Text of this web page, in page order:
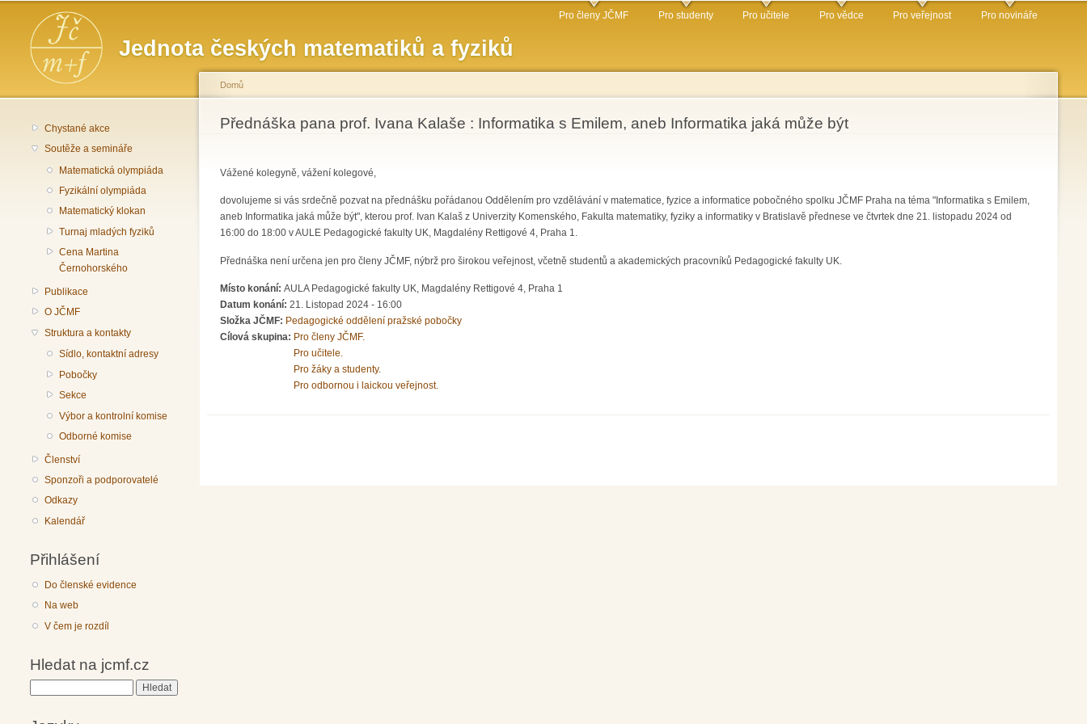
obsahu
Jednota českých matematiků a fyziků
Hlavní menu Pro členy JČMF Pro studenty Pro učitele Pro vědce Pro veřejnost Pro novináře
Chystané akce
Soutěže a semináře
Matematická olympiáda
Fyzikální olympiáda
Matematický klokan
Turnaj mladých fyziků
Cena Martina
Černohorského
Publikace
O JČMF
Struktura a kontakty
Sídlo, kontaktní adresy
Pobočky
Sekce
Výbor a kontrolní komise
Odborné komise
Členství
Sponzoři a podporovatelé
Odkazy
Kalendář
Přihlášení
Do členské evidence
Na web
V čem je rozdíl
Hledat na jcmf.cz
Jste zde
Domů
Přednáška pana prof. Ivana Kalaše : Informatika s Emilem, aneb Informatika jaká může být
Vážené kolegyně, vážení kolegové,
dovolujeme si vás srdečně pozvat na přednášku pořádanou Oddělením pro vzdělávání v matematice, fyzice a informatice pobočného spolku JČMF Praha na téma "Informatika s Emilem,
aneb Informatika jaká může být", kterou prof. Ivan Kalaš z Univerzity Komenského, Fakulta matematiky, fyziky a informatiky v Bratislavě přednese ve čtvrtek dne 21. listopadu 2024 od
16:00 do 18:00 v AULE Pedagogické fakulty UK, Magdalény Rettigové 4, Praha 1.
Přednáška není určena jen pro členy JČMF, nýbrž pro širokou veřejnost, včetně studentů a akademických pracovníků Pedagogické fakulty UK.
Místo konání: AULA Pedagogické fakulty UK, Magdalény Rettigové 4, Praha 1
Datum konání: 21. Listopad 2024 - 16:00
Složka JČMF: Pedagogické oddělení pražské pobočky
Cílová skupina: Pro členy JČMF.
Pro učitele.
Pro žáky a studenty.
Pro odbornou i laickou veřejnost.